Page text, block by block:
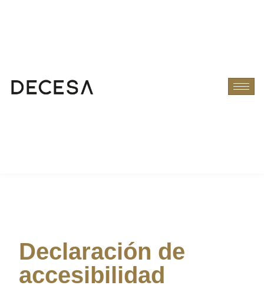
Declaración de
accesibilidad